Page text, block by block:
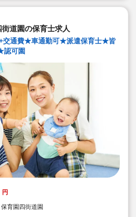
道園の保育士求人
交通費★車通勤可★派遣保育士★皆
認可園
円
育園四街道園